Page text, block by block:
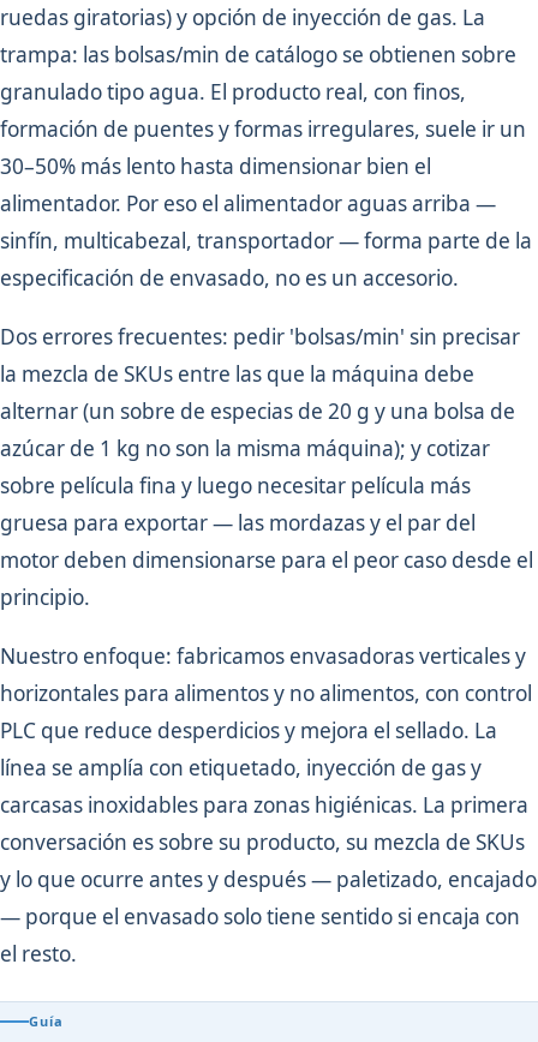
ruedas giratorias) y opción de inyección de gas. La
trampa: las bolsas/min de catálogo se obtienen sobre
granulado tipo agua. El producto real, con finos,
formación de puentes y formas irregulares, suele ir un
30–50% más lento hasta dimensionar bien el
alimentador. Por eso el alimentador aguas arriba —
sinfín, multicabezal, transportador — forma parte de la
especificación de envasado, no es un accesorio.
Dos errores frecuentes: pedir 'bolsas/min' sin precisar
la mezcla de SKUs entre las que la máquina debe
alternar (un sobre de especias de 20 g y una bolsa de
azúcar de 1 kg no son la misma máquina); y cotizar
sobre película fina y luego necesitar película más
gruesa para exportar — las mordazas y el par del
motor deben dimensionarse para el peor caso desde el
principio.
Nuestro enfoque: fabricamos envasadoras verticales y
horizontales para alimentos y no alimentos, con control
PLC que reduce desperdicios y mejora el sellado. La
línea se amplía con etiquetado, inyección de gas y
carcasas inoxidables para zonas higiénicas. La primera
conversación es sobre su producto, su mezcla de SKUs
y lo que ocurre antes y después — paletizado, encajado
— porque el envasado solo tiene sentido si encaja con
el resto.
Guía